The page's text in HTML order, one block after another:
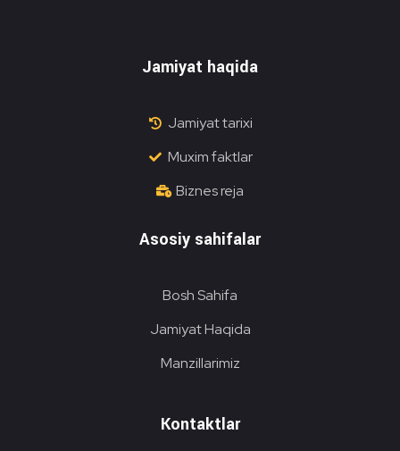
Jamiyat haqida
Jamiyat tarixi
Muxim faktlar
Biznes reja
Asosiy sahifalar
Bosh Sahifa
Jamiyat Haqida
Manzillarimiz
Kontaktlar